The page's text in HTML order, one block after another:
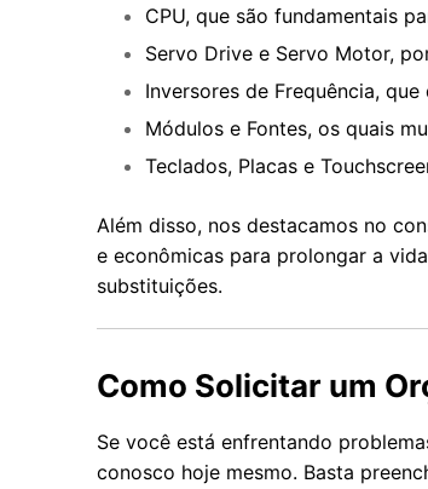
CPU, que são fundamentais
Servo Drive e Servo Motor,
Inversores de Frequência,
Módulos e Fontes, os quais
Teclados, Placas e
Além disso, nos destacamos no
e econômicas para prolongar a
substituições.
Como Solicitar um
Se você está enfrentando
conosco hoje mesmo. Basta